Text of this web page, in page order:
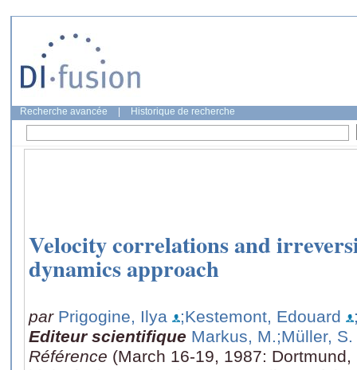
Recherche avancée Historique de recherche
Velocity correlations and
dynamics approach
par Prigogine, Ilya ;Kestemont, Edouard
Editeur scientifique Markus, M.;Müller, S.
Référence (March 16-19, 1987: